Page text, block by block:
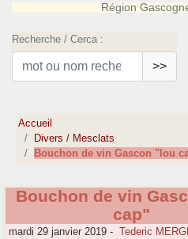
Région
Recherche / Cerca :
>>
Accueil
Divers / Mesclats
Bouchon de vin Gascon "lou
Bouchon de vin
cap"
mardi 29 janvier 2019 - Tederic